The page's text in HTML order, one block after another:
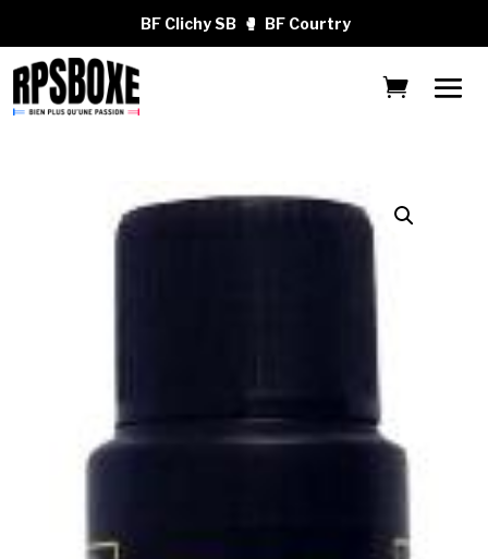
BF Clichy SB 🥊 BF Courtry